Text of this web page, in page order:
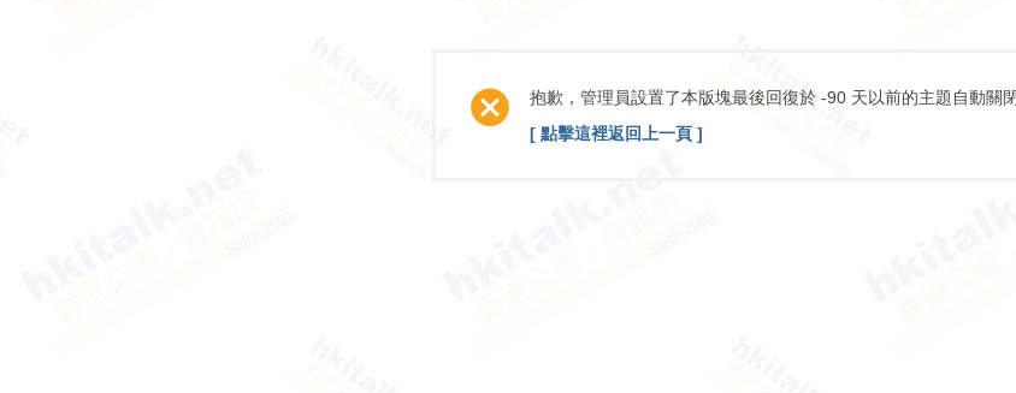
抱歉，管理員設置了本版塊最後回復於 -90 天以前的主題自動關
[ 點擊這裡返回上一頁 ]